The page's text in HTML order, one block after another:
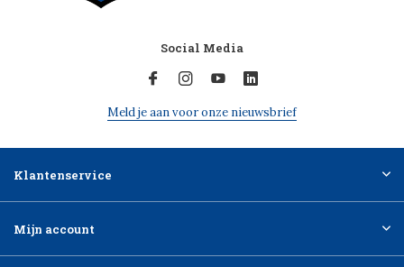
Social Media
Meld je aan voor onze nieuwsbrief
Klantenservice
Mijn account